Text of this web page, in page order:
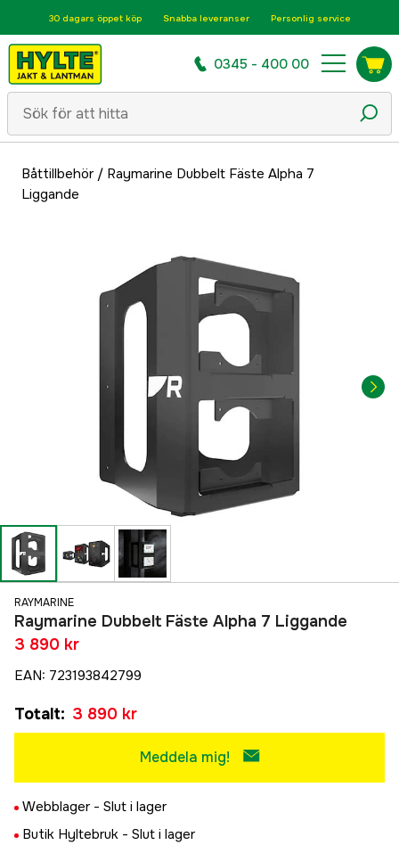
30 dagars öppet köp Snabba leveranser Personlig service
0345 - 400 00
Båttillbehör/ Raymarine Dubbelt Fäste Alpha 7
Liggande
RAYMARINE
Raymarine Dubbelt Fäste Alpha 7 Liggande
3 890 kr
EAN: 723193842799
Totalt: 3 890 kr
Meddela mig!
Webblager - Slut i lager
Butik Hyltebruk - Slut i lager